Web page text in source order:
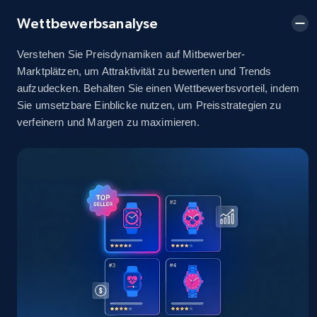
eBay
URL, Product id, Title, Seller name, Seller rating,
Seller reviews, Breadcrumbs, Root category, and
eBay - Gather data on products using
specified keywords
URL, Product id, Title, Seller name, Seller rating,
Seller reviews, Breadcrumbs, Root category, and
Wettbewerbsanalyse
Verstehen Sie Preisdynamiken auf Mitbewerber-
Marktplätzen, um Attraktivität zu bewerten und Trends
aufzudecken. Behalten Sie einen Wettbewerbsvorteil, indem
Sie umsetzbare Einblicke nutzen, um Preisstrategien zu
verfeinern und Margen zu maximieren.